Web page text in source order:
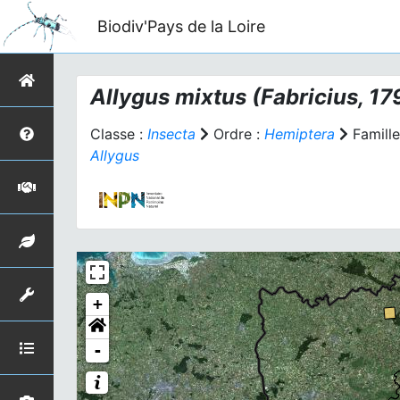
Biodiv'Pays de la Loire
Allygus mixtus (Fabricius,
Classe : Insecta Ordre : Hemiptera
Allygus
+
-